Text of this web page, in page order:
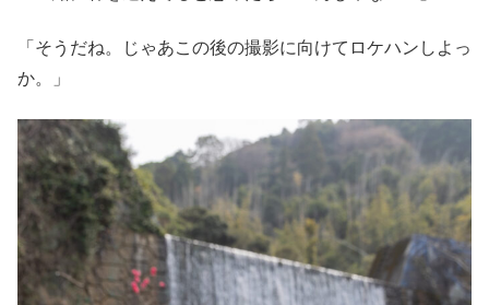
「そうだね。じゃあこの後の撮影に向けてロケハンしよっ
か。」